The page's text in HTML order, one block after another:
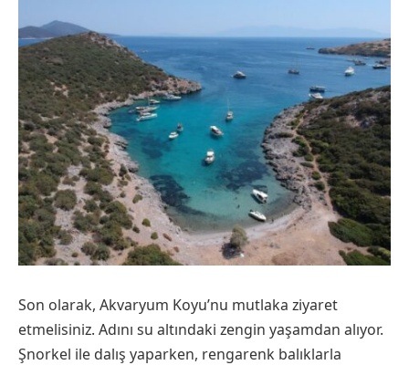
Son olarak, Akvaryum Koyu’nu mutlaka ziyaret
etmelisiniz. Adını su altındaki zengin yaşamdan alıyor.
Şnorkel ile dalış yaparken, rengarenk balıklarla